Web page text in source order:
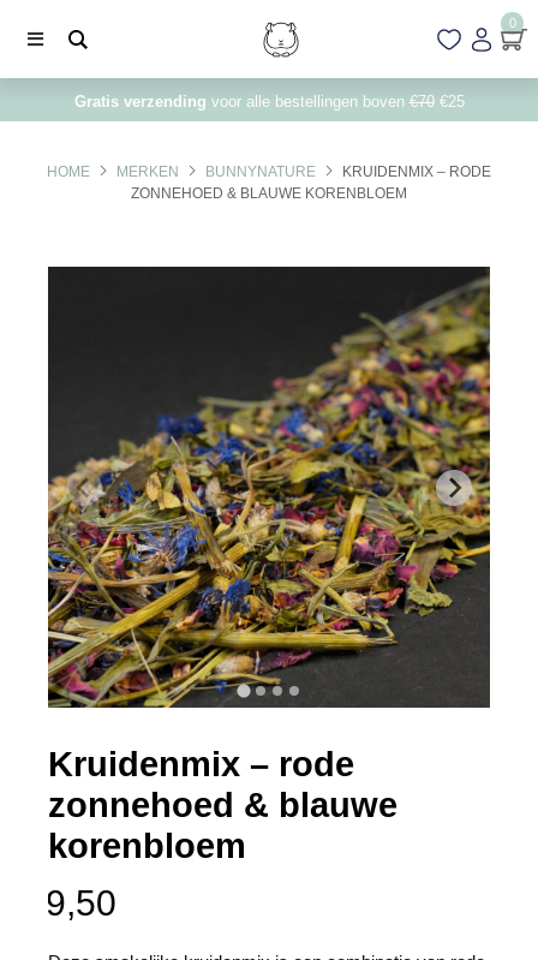
0
Gratis verzending voor alle bestellingen boven€70€25
HOME MERKEN BUNNYNATURE
KRUIDENMIX – RODE
ZONNEHOED & BLAUWE KORENBLOEM
Kruidenmix – rode
zonnehoed & blauwe
korenbloem
9,50